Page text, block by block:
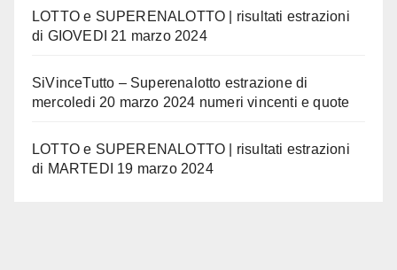
LOTTO e SUPERENALOTTO | risultati estrazioni
di GIOVEDI 21 marzo 2024
SiVinceTutto – Superenalotto estrazione di
mercoledi 20 marzo 2024 numeri vincenti e quote
LOTTO e SUPERENALOTTO | risultati estrazioni
di MARTEDI 19 marzo 2024